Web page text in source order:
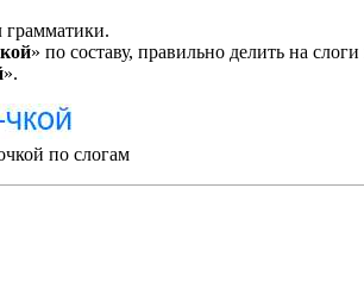
грамматики.
» по составу, правильно делить на
».
по слогам